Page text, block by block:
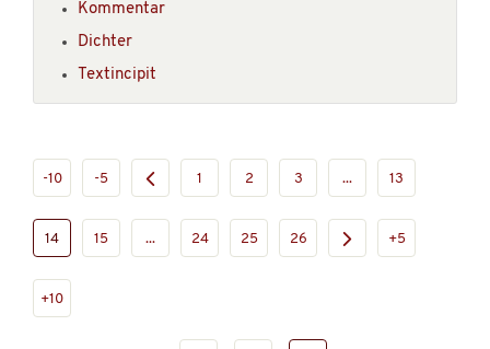
Kommentar
Dichter
Textincipit
-10 -5 1 2 3 ... 13
14 15 ... 24 25 26 +5
+10